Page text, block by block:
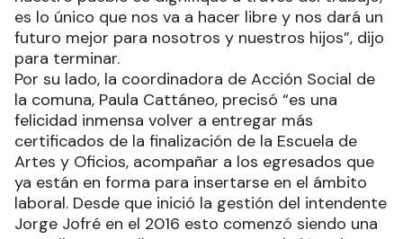
es lo único que nos va a hacer libre y nos dará un
futuro mejor para nosotros y nuestros hijos”, dijo
para terminar.
Por su lado, la coordinadora de Acción Social de
la comuna, Paula Cattáneo, precisó “es una
felicidad inmensa volver a entregar más
certificados de la finalización de la Escuela de
Artes y Oficios, acompañar a los egresados que
ya están en forma para insertarse en el ámbito
laboral. Desde que inició la gestión del intendente
Jorge Jofré en el 2016 esto comenzó siendo una